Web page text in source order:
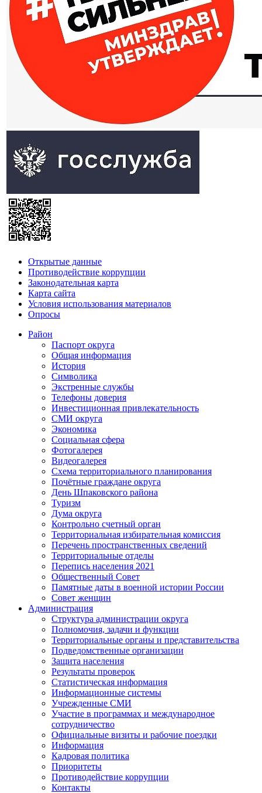
Открытые данные
Противодействие коррупции
Законодательная карта
Карта сайта
Условия использования материалов
Опросы
Район
Паспорт округа
Общая информация
История
Символика
Экстренные службы
Телефоны доверия
Инвестиционная привлекательность
СМИ округа
Экономика
Социальная сфера
Фотогалерея
Видеогалерея
Схема территориального планирования
Почётные граждане округа
День Шпаковского района
Туризм
Дума округа
Контрольно счетный орган
Территориальная избирательная комиссия
Перечень пространственных сведений
Территориальные отделы
Перепись населения 2021
Общественный Совет
Памятные даты в военной истории России
Совет женщин
Администрация
Структура администрации округа
Полномочия, задачи и функции
Территориальные органы и представительства
Подведомственные организации
Защита населения
Результаты проверок
Статистическая информация
Информационные системы
Учрежденные СМИ
Участие в программах и международное
сотрудничество
Официальные визиты и рабочие поездки
Информация
Кадровая политика
Приоритеты
Противодействие коррупции
Контакты